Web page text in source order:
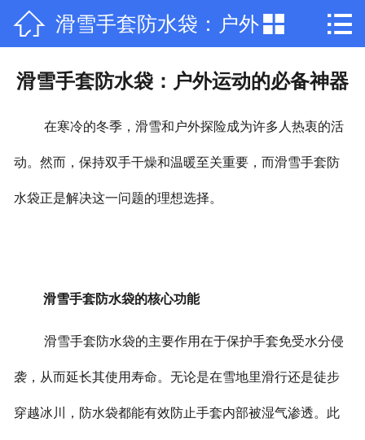
 网站首页
 滑雪手套防水袋：户外
运动的必备神器
 
滑雪手套防水袋：户外运动的必备神器
在寒冷的冬季，滑雪和户外探险成为许多人热衷的活
动。然而，保持双手干燥和温暖至关重要，而滑雪手套防
水袋正是解决这一问题的理想选择。
滑雪手套防水袋的核心功能
滑雪手套防水袋的主要作用在于保护手套免受水分侵
袭，从而延长其使用寿命。无论是在雪地里滑行还是徒步
穿越冰川，防水袋都能有效防止手套内部被湿气渗透。 此